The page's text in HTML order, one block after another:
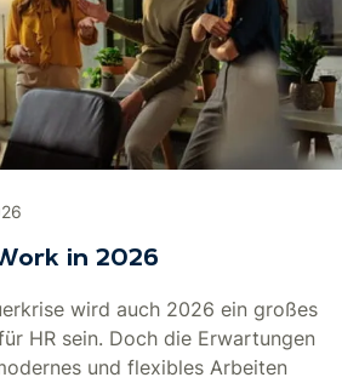
in 2026
wird auch 2026 ein großes
HR sein. Doch die Erwartungen
und flexibles Arbeiten